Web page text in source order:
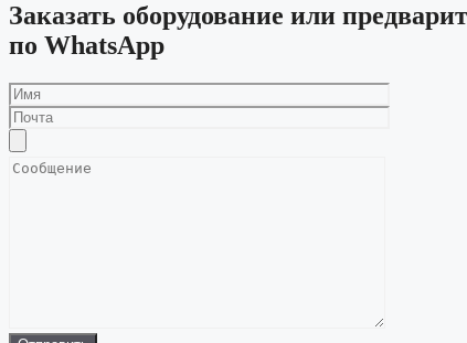
Заказать оборудование или
по WhatsApp